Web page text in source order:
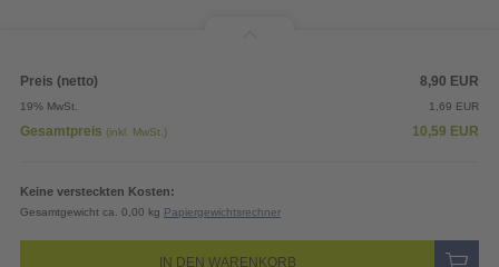
Preis (netto) 8,90 EUR
19% MwSt. 1,69 EUR
Gesamtpreis (inkl. MwSt.) 10,59 EUR
Keine versteckten Kosten:
Gesamtgewicht ca. 0,00 kg Papiergewichtsrechner
IN DEN WARENKORB